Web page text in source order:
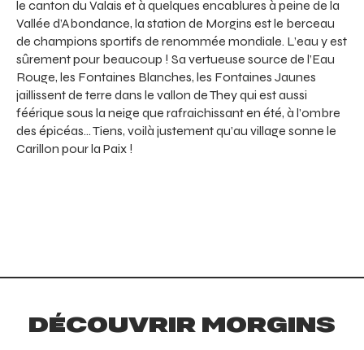
le canton du Valais et à quelques encablures à peine de la
Vallée d’Abondance, la station de Morgins est le berceau
de champions sportifs de renommée mondiale. L’eau y est
sûrement pour beaucoup ! Sa vertueuse source de l’Eau
Rouge, les Fontaines Blanches, les Fontaines Jaunes
jaillissent de terre dans le vallon de They qui est aussi
féérique sous la neige que rafraichissant en été, à l’ombre
des épicéas… Tiens, voilà justement qu’au village sonne le
Carillon pour la Paix !
DÉCOUVRIR MORGINS